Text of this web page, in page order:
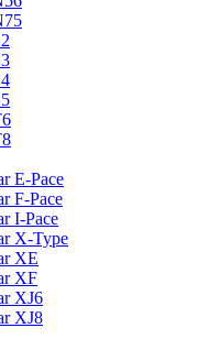
E-Pace
F-Pace
I-Pace
X-Type
XE
XF
XJ6
XJ8